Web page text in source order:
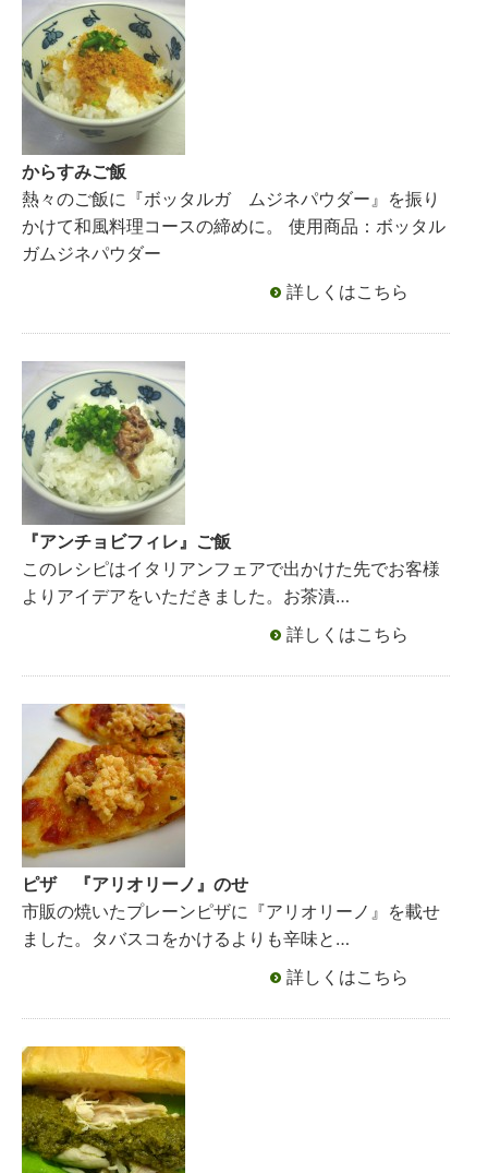
からすみご飯
熱々のご飯に『ボッタルガ ムジネパウダー』を振り
かけて和風料理コースの締めに。 使用商品：ボッタル
ガムジネパウダー
詳しくはこちら
『アンチョビフィレ』ご飯
このレシピはイタリアンフェアで出かけた先でお客様
よりアイデアをいただきました。お茶漬…
詳しくはこちら
ピザ 『アリオリーノ』のせ
市販の焼いたプレーンピザに『アリオリーノ』を載せ
ました。タバスコをかけるよりも辛味と…
詳しくはこちら